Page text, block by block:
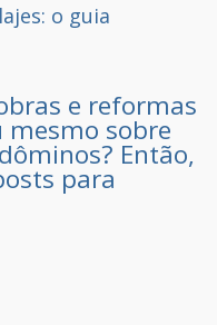
o guia
e reformas
mesmo sobre
Então,
para